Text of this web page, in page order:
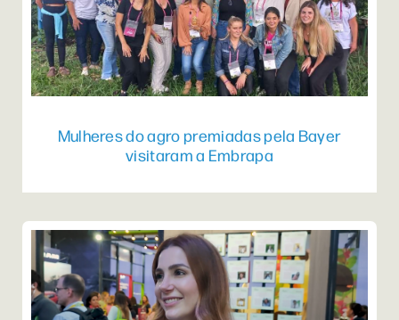
Mulheres do agro premiadas pela Bayer
visitaram a Embrapa